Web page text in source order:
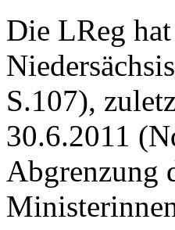
Die LReg
S.107),
30.6.2011
Abgrenzung